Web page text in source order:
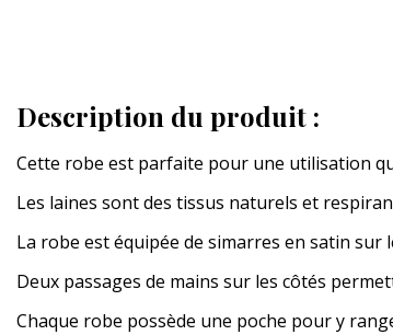
Description du produit :
Cette robe est parfaite pour une utilisation
Les laines sont des tissus naturels et
La robe est équipée de simarres en satin sur
Deux passages de mains sur les côtés
Chaque robe possède une poche pour y